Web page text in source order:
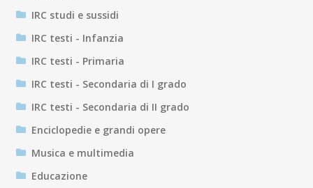
IRC studi e sussidi
IRC testi - Infanzia
IRC testi - Primaria
IRC testi - Secondaria di I grado
IRC testi - Secondaria di II grado
Enciclopedie e grandi opere
Musica e multimedia
Educazione